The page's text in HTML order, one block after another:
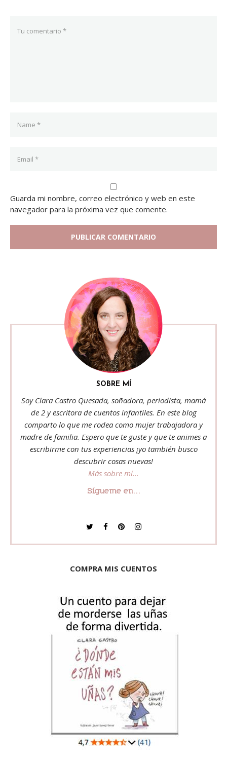
Guarda mi nombre, correo electrónico y web en este
navegador para la próxima vez que comente.
SOBRE MÍ
Soy Clara Castro Quesada, soñadora, periodista, mamá
de 2 y escritora de cuentos infantiles. En este blog
comparto lo que me rodea como mujer trabajadora y
madre de familia. Espero que te guste y que te animes a
escribirme con tus experiencias ¡yo también busco
descubrir cosas nuevas!
Más sobre mí...
Sígueme en...
COMPRA MIS CUENTOS